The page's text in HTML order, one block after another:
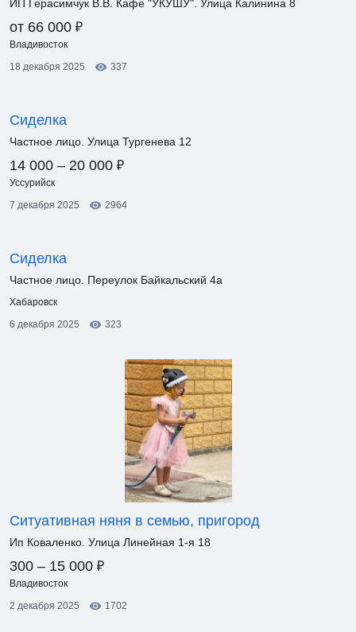
ИП Герасимчук В.В. Кафе "УКУШУ". Улица Калинина 8
от 66 000 ₽
Владивосток
18 декабря 2025
337
Сиделка
Частное лицо. Улица Тургенева 12
14 000 – 20 000 ₽
Уссурийск
7 декабря 2025
2964
Сиделка
Частное лицо. Переулок Байкальский 4а
Хабаровск
6 декабря 2025
323
Ситуативная няня в семью, пригород
Ип Коваленко. Улица Линейная 1-я 18
300 – 15 000 ₽
Владивосток
2 декабря 2025
1702